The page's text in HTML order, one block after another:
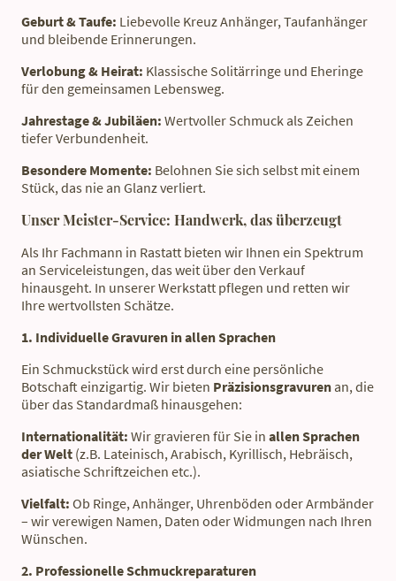
Geburt & Taufe: Liebevolle Kreuz Anhänger, Taufanhänger
und bleibende Erinnerungen.
Verlobung & Heirat: Klassische Solitärringe und Eheringe
für den gemeinsamen Lebensweg.
Jahrestage & Jubiläen: Wertvoller Schmuck als Zeichen
tiefer Verbundenheit.
Besondere Momente: Belohnen Sie sich selbst mit einem
Stück, das nie an Glanz verliert.
Unser Meister-Service: Handwerk, das überzeugt
Als Ihr Fachmann in Rastatt bieten wir Ihnen ein Spektrum
an Serviceleistungen, das weit über den Verkauf
hinausgeht. In unserer Werkstatt pflegen und retten wir
Ihre wertvollsten Schätze.
1. Individuelle Gravuren in allen Sprachen
Ein Schmuckstück wird erst durch eine persönliche
Botschaft einzigartig. Wir bieten Präzisionsgravuren an, die
über das Standardmaß hinausgehen:
Internationalität: Wir gravieren für Sie in allen Sprachen
der Welt (z.B. Lateinisch, Arabisch, Kyrillisch, Hebräisch,
asiatische Schriftzeichen etc.).
Vielfalt: Ob Ringe, Anhänger, Uhrenböden oder Armbänder
– wir verewigen Namen, Daten oder Widmungen nach Ihren
Wünschen.
2. Professionelle Schmuckreparaturen